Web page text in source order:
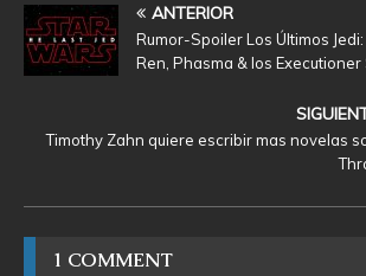
ANTERIOR
Rumor-Spoiler Los Últimos
Ren, Phasma & los
Timothy Zahn quiere escribir mas novelas
1 COMMENT